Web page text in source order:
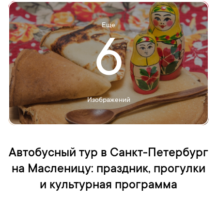
Еще
6
Изображений
Автобусный тур в Санкт-Петербург
на Масленицу: праздник, прогулки
и культурная программа